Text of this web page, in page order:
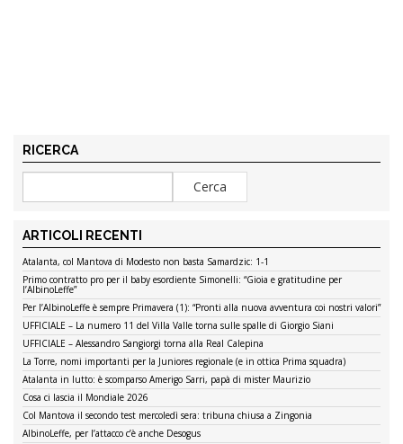
RICERCA
ARTICOLI RECENTI
Atalanta, col Mantova di Modesto non basta Samardzic: 1-1
Primo contratto pro per il baby esordiente Simonelli: “Gioia e gratitudine per
l’AlbinoLeffe”
Per l’AlbinoLeffe è sempre Primavera (1): “Pronti alla nuova avventura coi nostri valori”
UFFICIALE – La numero 11 del Villa Valle torna sulle spalle di Giorgio Siani
UFFICIALE – Alessandro Sangiorgi torna alla Real Calepina
La Torre, nomi importanti per la Juniores regionale (e in ottica Prima squadra)
Atalanta in lutto: è scomparso Amerigo Sarri, papà di mister Maurizio
Cosa ci lascia il Mondiale 2026
Col Mantova il secondo test mercoledì sera: tribuna chiusa a Zingonia
AlbinoLeffe, per l’attacco c’è anche Desogus